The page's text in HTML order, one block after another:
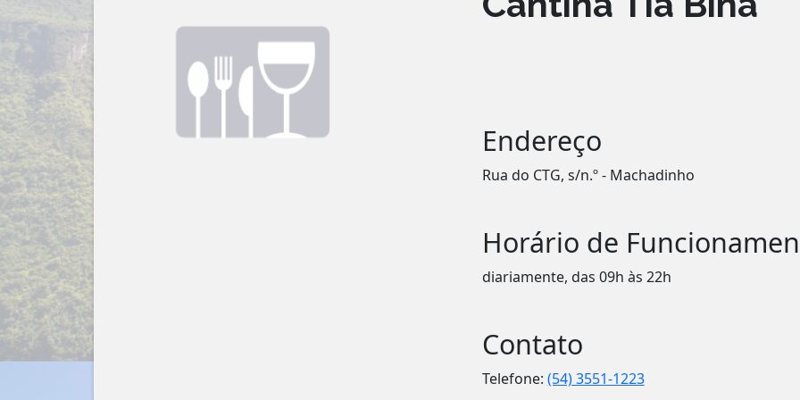
Endereço
Rua do CTG, s/n.º - Machadinho
Horário de
diariamente, das 09h às 22h
Contato
Telefone: (54) 3551-1223